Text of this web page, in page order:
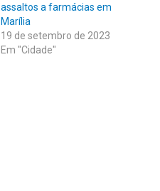
assaltos a farmácias em
Marília
19 de setembro de 2023
Em "Cidade"